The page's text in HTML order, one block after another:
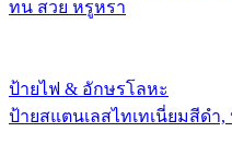
ทน สวย หรูหรา
ป้ายไฟ & อักษรโลหะ
ป้ายสแตนเลสไทเทเนี่ยมสีดำ